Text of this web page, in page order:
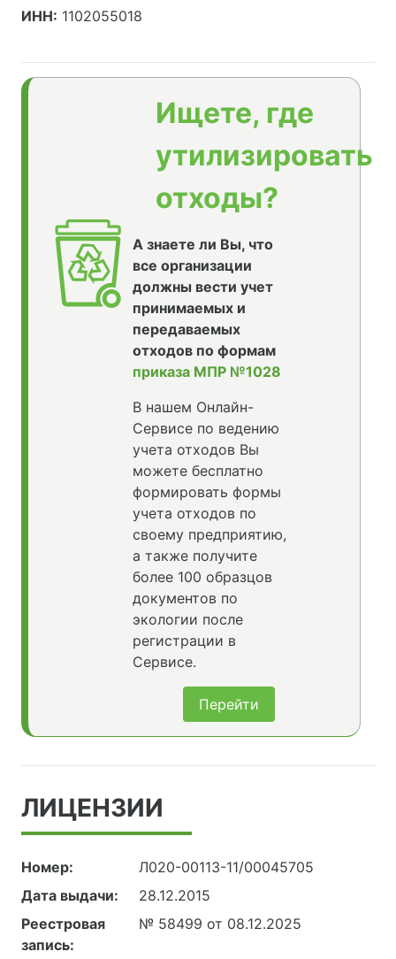
ИНН: 1102055018
Ищете, где
утилизировать
отходы?
А знаете ли Вы, что
все организации
должны вести учет
принимаемых и
передаваемых
отходов по формам
приказа МПР №1028
В нашем Онлайн-
Сервисе по ведению
учета отходов Вы
можете бесплатно
формировать формы
учета отходов по
своему предприятию,
а также получите
более 100 образцов
документов по
экологии после
регистрации в
Сервисе.
Перейти
ЛИЦЕНЗИИ
Номер:
Л020-00113-11/00045705
Дата выдачи:
28.12.2015
Реестровая
запись:
№ 58499 от 08.12.2025